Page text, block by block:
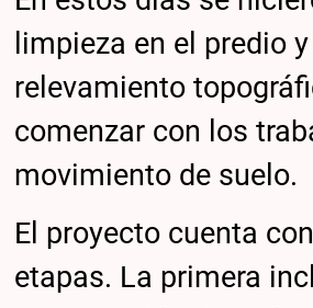
limpieza en el predio
relevamiento
comenzar con los
movimiento de suelo.
El proyecto cuenta
etapas. La primera